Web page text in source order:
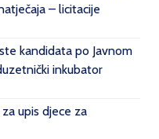
– licitacije
kandidata po Javnom
inkubator
upis djece za